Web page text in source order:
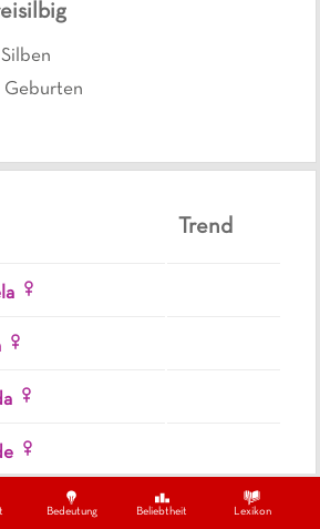
Bedeutung Beliebtheit Lexikon
Silben
Geburten
Trend